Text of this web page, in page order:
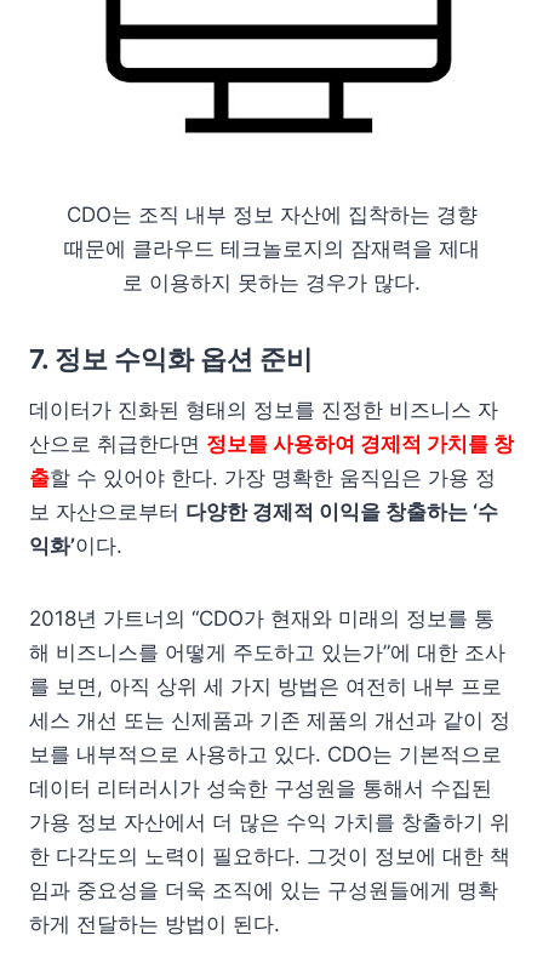
CDO는 조직 내부 정보 자산에 집착하는 경향
때문에 클라우드 테크놀로지의 잠재력을 제대
로 이용하지 못하는 경우가 많다.
7. 정보 수익화 옵션 준비
데이터가 진화된 형태의 정보를 진정한 비즈니스 자
산으로 취급한다면 정보를 사용하여 경제적 가치를 창
출할 수 있어야 한다. 가장 명확한 움직임은 가용 정
보 자산으로부터 다양한 경제적 이익을 창출하는 ‘수
익화’이다.
2018년 가트너의 “CDO가 현재와 미래의 정보를 통
해 비즈니스를 어떻게 주도하고 있는가”에 대한 조사
를 보면, 아직 상위 세 가지 방법은 여전히 내부 프로
세스 개선 또는 신제품과 기존 제품의 개선과 같이 정
보를 내부적으로 사용하고 있다. CDO는 기본적으로
데이터 리터러시가 성숙한 구성원을 통해서 수집된
가용 정보 자산에서 더 많은 수익 가치를 창출하기 위
한 다각도의 노력이 필요하다. 그것이 정보에 대한 책
임과 중요성을 더욱 조직에 있는 구성원들에게 명확
하게 전달하는 방법이 된다.